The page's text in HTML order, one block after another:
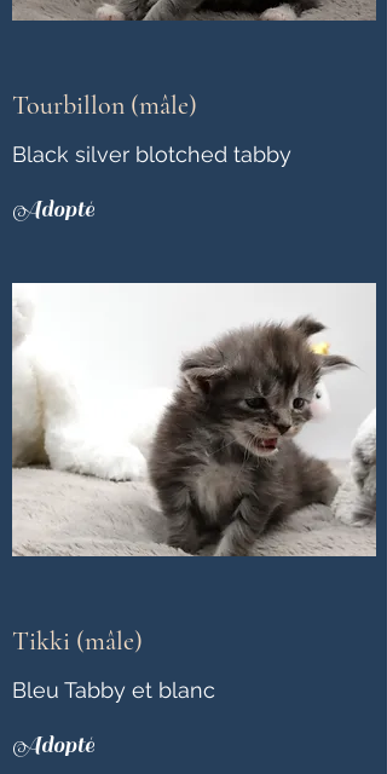
Tourbillon (mâle)
Black silver blotched tabby
Adopté
Tikki (mâle)
Bleu Tabby et blanc
Adopté